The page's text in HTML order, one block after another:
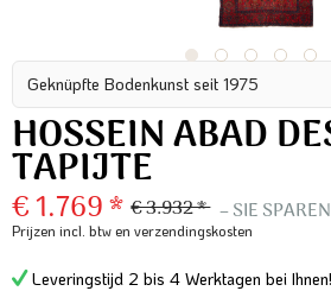
Geknüpfte Bodenkunst seit 1975
HOSSEIN ABAD
TAPIJTE
€ 1.769 * € 3.932 * – SIE
Prijzen incl. btwen verzendingskosten
Leveringstijd 2 bis 4 Werktagen bei Ihnen!